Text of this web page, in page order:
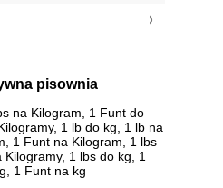
pisownia
na Kilogram, 1 Funt do
1 lb do kg, 1 lb na
1 Funt na Kilogram, 1 lbs
1 lbs do kg, 1
1 Funt na kg